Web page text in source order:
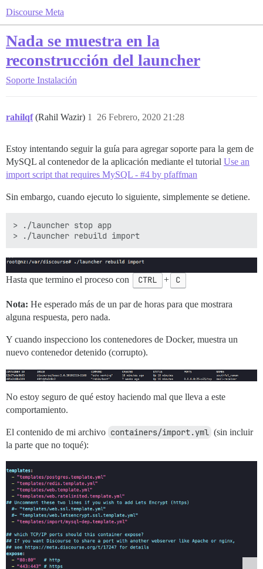
Discourse Meta
Nada se muestra en la
reconstrucción del launcher
Soporte Instalación
rahilqf (Rahil Wazir) 26 Febrero, 2020 21:28
1
Estoy intentando seguir la guía para agregar soporte para la gem de
MySQL al contenedor de la aplicación mediante el tutorial Use an
import script that requires MySQL - #4 by pfaffman
Sin embargo, cuando ejecuto lo siguiente, simplemente se detiene.
> ./launcher stop app
Hasta que termino el proceso con CTRL + C
Nota: He esperado más de un par de horas para que mostrara
alguna respuesta, pero nada.
Y cuando inspecciono los contenedores de Docker, muestra un
nuevo contenedor detenido (corrupto).
No estoy seguro de qué estoy haciendo mal que lleva a este
comportamiento.
El contenido de mi archivo containers/import.yml (sin incluir
la parte que no toqué):